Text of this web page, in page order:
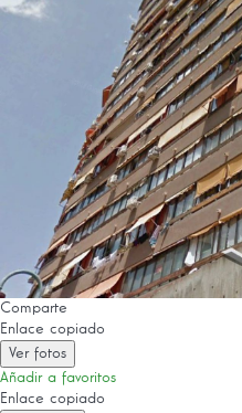
Comparte
Enlace copiado
Ver fotos
Añadir a favoritos
Enlace copiado